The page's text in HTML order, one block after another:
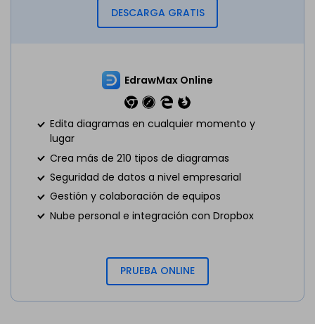
DESCARGA GRATIS
EdrawMax Online
Edita diagramas en cualquier momento y
lugar
Crea más de 210 tipos de diagramas
Seguridad de datos a nivel empresarial
Gestión y colaboración de equipos
Nube personal e integración con Dropbox
PRUEBA ONLINE